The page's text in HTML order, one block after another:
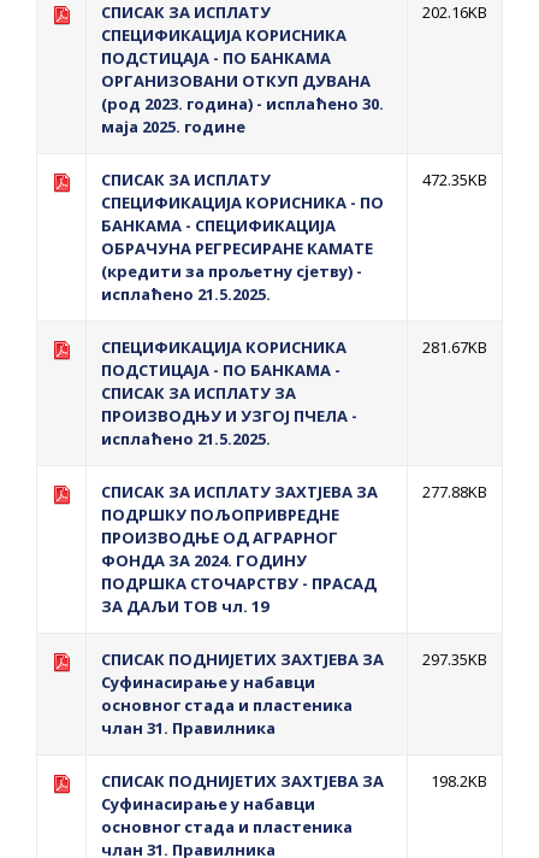
СПИСАК ЗА ИСПЛАТУ
СПЕЦИФИКАЦИЈА КОРИСНИКА
ПОДСТИЦАЈА - ПО БАНКАМА
OРГАНИЗОВАНИ ОТКУП ДУВАНА
(род 2023. година) - исплаћено 30.
маја 2025. године
202.16KB
СПИСАК ЗА ИСПЛАТУ
СПЕЦИФИКАЦИЈА КОРИСНИКА - ПО
БАНКАМА - СПЕЦИФИКАЦИЈА
ОБРАЧУНА РЕГРЕСИРАНЕ КАМАТЕ
(кредити за прољетну сјетву) -
исплаћено 21.5.2025.
472.35KB
СПЕЦИФИКАЦИЈА КОРИСНИКА
ПОДСТИЦАЈА - ПО БАНКАМА -
СПИСАК ЗА ИСПЛАТУ ЗА
ПРОИЗВОДЊУ И УЗГОЈ ПЧЕЛА -
исплаћено 21.5.2025.
281.67KB
СПИСАК ЗА ИСПЛАТУ ЗАХТЈЕВА ЗА
ПОДРШКУ ПОЉОПРИВРЕДНЕ
ПРОИЗВОДЊЕ ОД АГРАРНОГ
ФОНДА ЗА 2024. ГОДИНУ
ПОДРШКА СТОЧАРСТВУ - ПРАСАД
ЗА ДАЉИ ТОВ чл. 19
277.88KB
СПИСАК ПОДНИЈЕТИХ ЗАХТЈЕВА ЗА
Суфинасирање у набавци
основног стада и пластеника
члан 31. Правилника
297.35KB
СПИСАК ПОДНИЈЕТИХ ЗАХТЈЕВА ЗА
Суфинасирање у набавци
основног стада и пластеника
члан 31. Правилника
198.2KB